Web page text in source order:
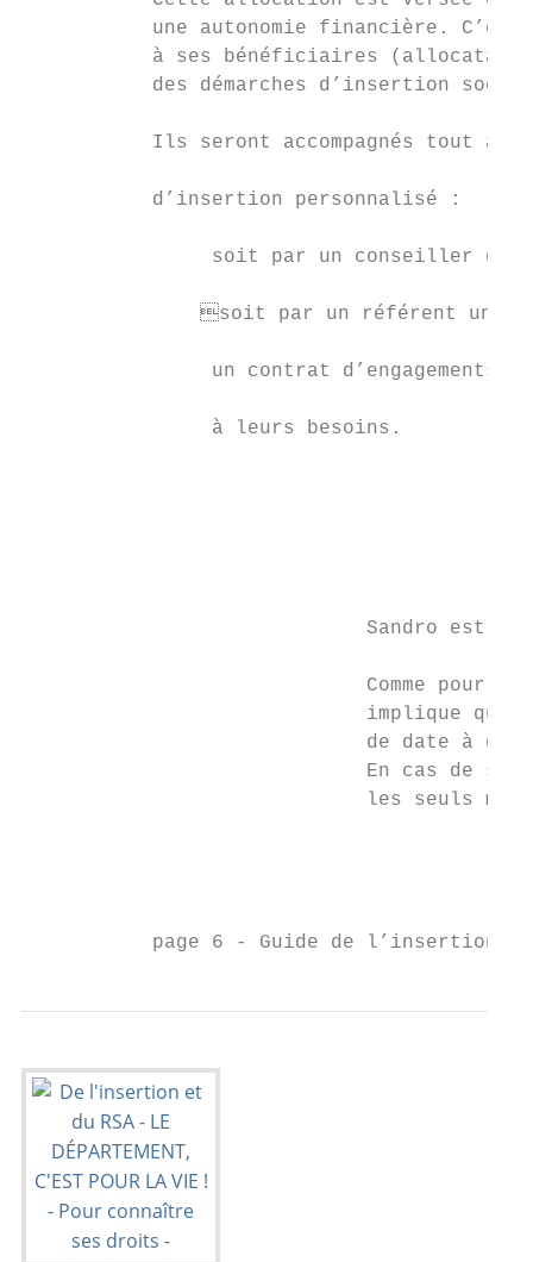
une autonomie financière.
à ses bénéficiaires
des démarches d’insertion
Ils seront accompagnés tout au
           d’insertion personnalisé :
soit par un conseiller de
soit par un référent
un contrat d’engagements,
                à leurs besoins.
Sandro est
Comme pour
implique que
de date à
En cas de
les seuls
page 6 - Guide de l’insertion -